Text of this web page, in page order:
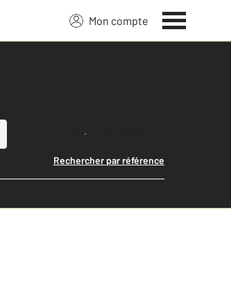
Mon compte
Lancer ma recherche
Rechercher par référence